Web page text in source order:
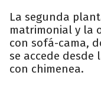
La segunda
matrimonial y la
con sofá-cama,
se accede desde
con chimenea.